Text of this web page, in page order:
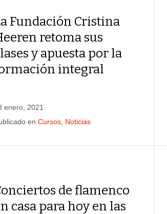
Fundación Cristina
retoma sus
y apuesta por la
integral
enero, 2021
enCursos Noticias
de flamenco
casa para hoy en las